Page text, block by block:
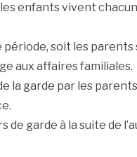
enfants vivent chacun
soit les parents
aux affaires familiales.
la garde par les
de garde à la suite de